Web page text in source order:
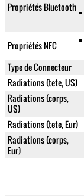
Propriétés Bluetooth
Propriétés NFC
Type de Connecteur
Radiations (tete, US)
Radiations (corps,
US)
Radiations (tete, Eur)
Radiations (corps,
Eur)